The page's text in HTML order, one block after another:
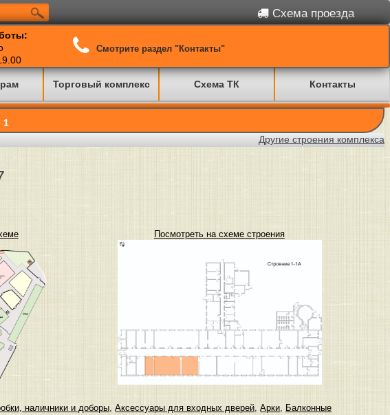
Схема проезда
Смотрите раздел "Контакты"
Торговый комплекс Схема ТК Контакты
1
Посмотреть на схеме строения
наличники и доборы,Аксессуары для входных дверей,Арки, Балконные
Другие строения комплекса